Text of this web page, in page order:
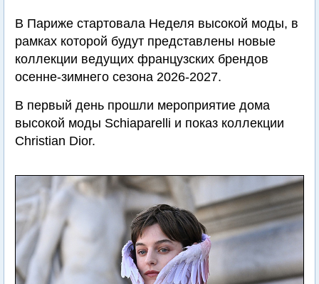
В Париже стартовала Неделя высокой моды, в
рамках которой будут представлены новые
коллекции ведущих французских брендов
осенне-зимнего сезона 2026-2027.
В первый день прошли мероприятие дома
высокой моды Schiaparelli и показ коллекции
Christian Dior.